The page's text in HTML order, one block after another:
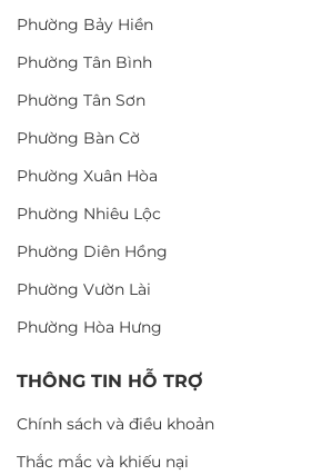
Phường Bảy Hiền
Phường Tân Bình
Phường Tân Sơn
Phường Bàn Cờ
Phường Xuân Hòa
Phường Nhiêu Lộc
Phường Diên Hồng
Phường Vườn Lài
Phường Hòa Hưng
THÔNG TIN HỖ TRỢ
Chính sách và điều khoản
Thắc mắc và khiếu nại